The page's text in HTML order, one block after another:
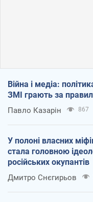
Війна і медіа:
ЗМІ грають за
Павло Казарін 867
У полоні власних
стала головною
російських окупантів
Дмитро Снєгирьов